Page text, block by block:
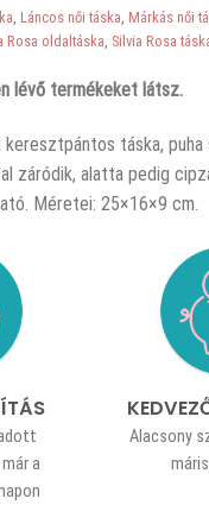
, Láncos női táska, Márkás női
Rosa oldaltáska, Silvia Rosa
lévő termékeket látsz.
keresztpántos táska,
záródik, alatta pedig
Méretei: 25×16×9 cm.
a
Alacsony